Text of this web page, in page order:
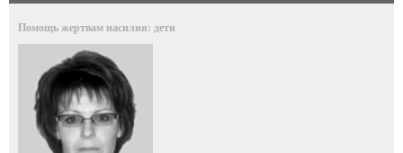
Помощь жертвам насилия: дети